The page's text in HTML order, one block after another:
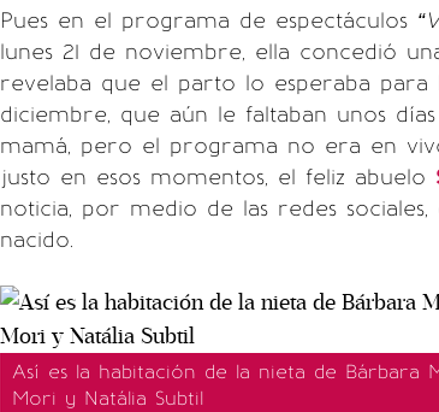
Pues en el programa de espectáculos
lunes 21 de noviembre, ella concedió
revelaba que el parto lo esperaba para
diciembre, que aún le faltaban unos
mamá, pero el programa no era en
justo en esos momentos, el feliz abuelo
noticia, por medio de las redes
nacido.
Así es la habitación de la nieta de Bárbara
Mori y Natália Subtil